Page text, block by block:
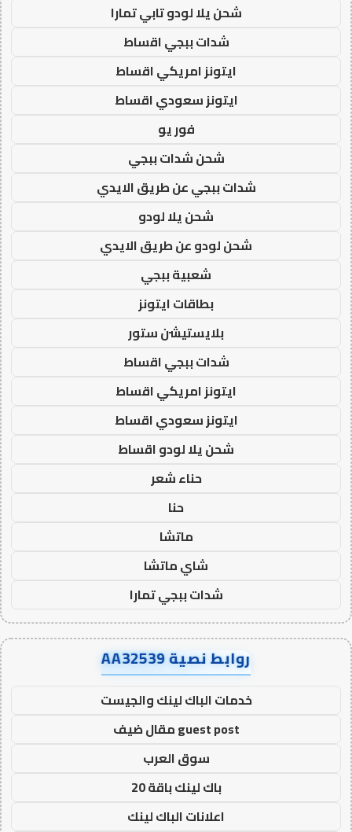
شحن يلا لودو تابي تمارا
شدات ببجي اقساط
ايتونز امريكي اقساط
ايتونز سعودي اقساط
فور يو
شحن شدات ببجي
شدات ببجي عن طريق الايدي
شحن يلا لودو
شحن لودو عن طريق الايدي
شعبية ببجي
بطاقات ايتونز
بلايستيشن ستور
شدات ببجي اقساط
ايتونز امريكي اقساط
ايتونز سعودي اقساط
شحن يلا لودو اقساط
حناء شعر
حنا
ماتشا
شاي ماتشا
شدات ببجي تمارا
روابط نصية AA32539
خدمات الباك لينك والجيست
guest post مقال ضيف
سوق العرب
باك لينك باقة 20
اعلانات الباك لينك